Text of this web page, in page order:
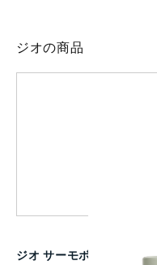
ジオの商品
ジオ サーモボトル ミニ セ